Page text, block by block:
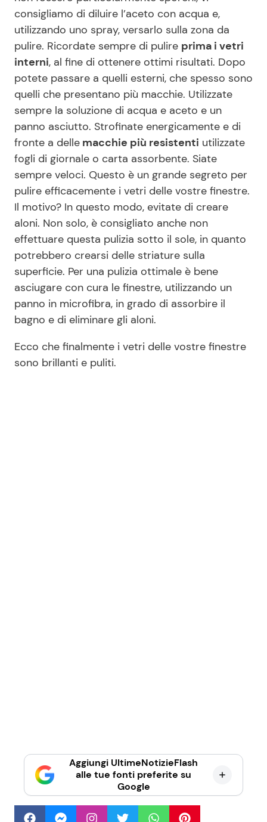
consigliamo di diluire l’aceto con acqua e,
utilizzando uno spray, versarlo sulla zona da
pulire. Ricordate sempre di pulire prima i vetri
interni, al fine di ottenere ottimi risultati. Dopo
potete passare a quelli esterni, che spesso sono
quelli che presentano più macchie. Utilizzate
sempre la soluzione di acqua e aceto e un
panno asciutto. Strofinate energicamente e di
fronte a delle macchie più resistenti utilizzate
fogli di giornale o carta assorbente. Siate
sempre veloci. Questo è un grande segreto per
pulire efficacemente i vetri delle vostre finestre.
Il motivo? In questo modo, evitate di creare
aloni. Non solo, è consigliato anche non
effettuare questa pulizia sotto il sole, in quanto
potrebbero crearsi delle striature sulla
superficie. Per una pulizia ottimale è bene
asciugare con cura le finestre, utilizzando un
panno in microfibra, in grado di assorbire il
bagno e di eliminare gli aloni.
Ecco che finalmente i vetri delle vostre finestre
sono brillanti e puliti.
Aggiungi UltimeNotizieFlash
alle tue fonti preferite su
Google